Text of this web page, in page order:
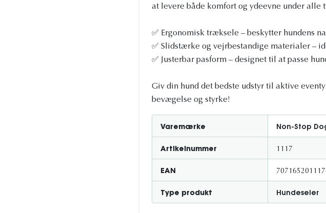
at levere både komfort og ydeevne under
✅ Ergonomisk træksele – beskytter hundens
✅ Slidstærke og vejrbestandige materialer –
✅ Justerbar pasform – designet til at passe
Giv din hund det bedste udstyr til aktive
bevægelse og styrke!
Varemærke Non-Stop
Artikelnummer 1117
EAN
Type produkt Hundeseler